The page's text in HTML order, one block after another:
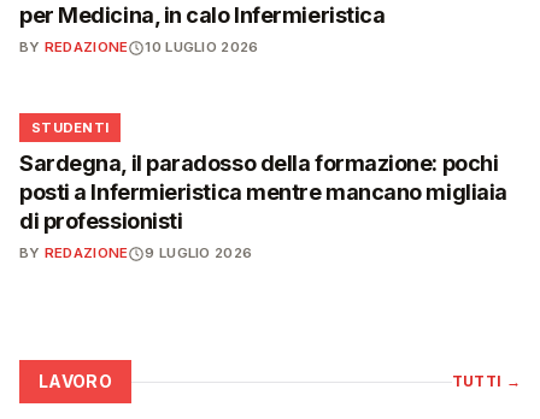
per Medicina, in calo Infermieristica
BY REDAZIONE 10 LUGLIO 2026
🎓
STUDENTI
Sardegna, il paradosso della formazione: pochi
posti a Infermieristica mentre mancano migliaia
di professionisti
BY REDAZIONE 9 LUGLIO 2026
LAVORO TUTTI →